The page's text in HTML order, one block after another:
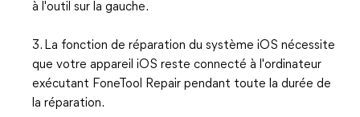
à l'outil sur la gauche.
3. La fonction de réparation du système iOS nécessite
que votre appareil iOS reste connecté à l'ordinateur
exécutant FoneTool Repair pendant toute la durée de
la réparation.